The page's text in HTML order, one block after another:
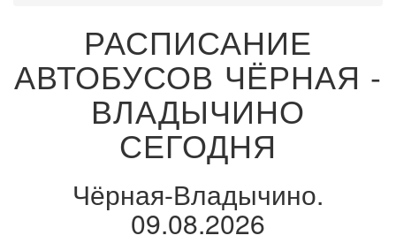
РАСПИСАНИЕ
АВТОБУСОВ ЧЁРНАЯ -
ВЛАДЫЧИНО
СЕГОДНЯ
Чёрная-Владычино.
09.08.2026